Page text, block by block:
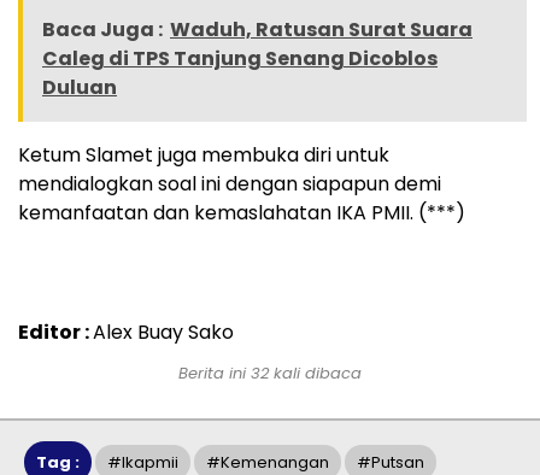
Baca Juga : Waduh, Ratusan Surat Suara
Caleg di TPS Tanjung Senang Dicoblos
Duluan
Ketum Slamet juga membuka diri untuk
mendialogkan soal ini dengan siapapun demi
kemanfaatan dan kemaslahatan IKA PMII. (***)
Editor :Alex Buay Sako
Berita ini 32 kali dibaca
Tag : #ikapmii #kemenangan #putsan